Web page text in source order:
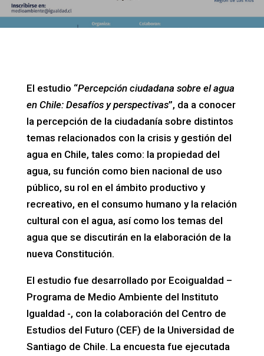
El estudio “Percepción ciudadana sobre el agua
en Chile: Desafíos y perspectivas”, da a conocer
la percepción de la ciudadanía sobre distintos
temas relacionados con la crisis y gestión del
agua en Chile, tales como: la propiedad del
agua, su función como bien nacional de uso
público, su rol en el ámbito productivo y
recreativo, en el consumo humano y la relación
cultural con el agua, así como los temas del
agua que se discutirán en la elaboración de la
nueva Constitución.
El estudio fue desarrollado por Ecoigualdad –
Programa de Medio Ambiente del Instituto
Igualdad -, con la colaboración del Centro de
Estudios del Futuro (CEF) de la Universidad de
Santiago de Chile. La encuesta fue ejecutada